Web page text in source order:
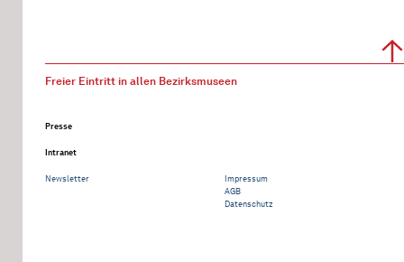
Freier Eintritt in allen Bezirksmuseen
Presse
Intranet
Newsletter
Impressum
AGB
Datenschutz